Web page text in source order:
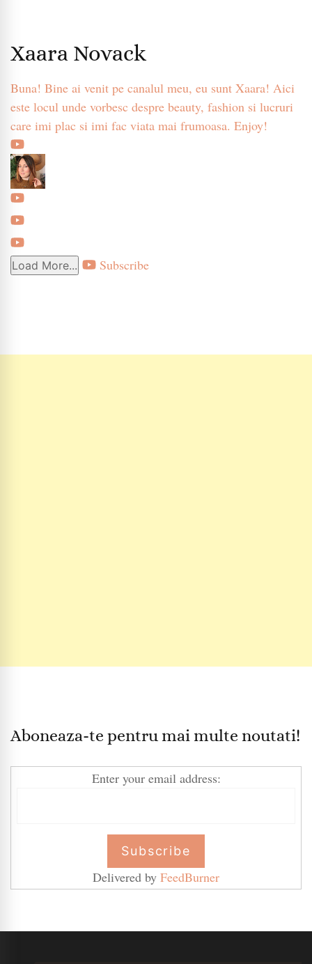
Xaara Novack
Buna! Bine ai venit pe canalul meu, eu sunt Xaara! Aici
este locul unde vorbesc despre beauty, fashion si lucruri
care imi plac si imi fac viata mai frumoasa. Enjoy!
Load More... Subscribe
Aboneaza-te pentru mai multe noutati!
Enter your email address:
Delivered by FeedBurner